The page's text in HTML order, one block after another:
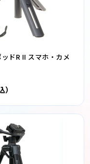
ドR II スマホ・カメ
）